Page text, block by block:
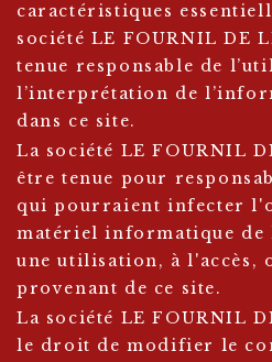
caractéristiques
société LE FOURNIL DE
tenue responsable de
l’interprétation de
dans ce site.
La société LE FOURNIL
être tenue pour
qui pourraient infecter
matériel informatique de
une utilisation, à l'accès,
provenant de ce site.
La société LE FOURNIL
le droit de modifier le